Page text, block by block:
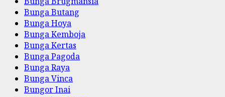
Bunga Butang
Bunga Hoya
Bunga Kemboja
Bunga Kertas
Bunga Pagoda
Bunga Raya
Bunga Vinca
Bungor Inai